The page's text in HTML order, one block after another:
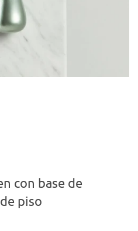
con base de
piso